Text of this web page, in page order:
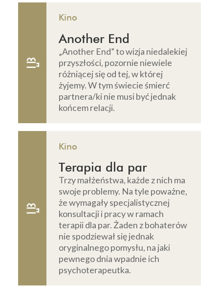
Kino
Another End
„Another End” to wizja niedalekiej
przyszłości, pozornie niewiele
różniącej się od tej, w której
żyjemy. W tym świecie śmierć
partnera/ki nie musi być jednak
końcem relacji.
Kino
Terapia dla par
Trzy małżeństwa, każde z nich ma
swoje problemy. Na tyle poważne,
że wymagały specjalistycznej
konsultacji i pracy w ramach
terapii dla par. Żaden z bohaterów
nie spodziewał się jednak
oryginalnego pomysłu, na jaki
pewnego dnia wpadnie ich
psychoterapeutka.